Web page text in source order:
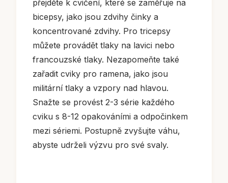
přejděte k cvičení, které se zaměřuje na
bicepsy, jako jsou zdvihy činky a
koncentrované zdvihy. Pro tricepsy
můžete provádět tlaky na lavici nebo
francouzské tlaky. Nezapomeňte také
zařadit cviky pro ramena, jako jsou
militární tlaky a vzpory nad hlavou.
Snažte se provést 2-3 série každého
cviku s 8-12 opakováními a odpočinkem
mezi sériemi. Postupně zvyšujte váhu,
abyste udrželi výzvu pro své svaly.